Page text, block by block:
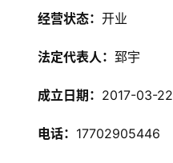
经营状态： 开业
法定代表人： 郅宇
成立日期： 2017-03-22
电话： 17702905446